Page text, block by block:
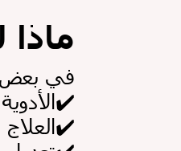
:في بعض
الأدوية✔️
✔️